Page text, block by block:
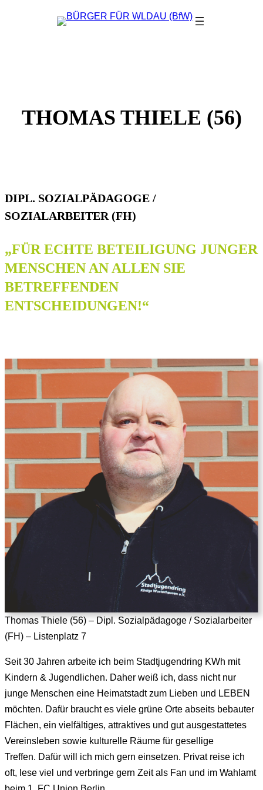
THOMAS THIELE (56)
DIPL. SOZIALPÄDAGOGE /
SOZIALARBEITER (FH)
„FÜR ECHTE BETEILIGUNG JUNGER
MENSCHEN AN ALLEN SIE
BETREFFENDEN
ENTSCHEIDUNGEN!“
Thomas Thiele (56) – Dipl. Sozialpädagoge / Sozialarbeiter
(FH) – Listenplatz 7
Seit 30 Jahren arbeite ich beim Stadtjugendring KWh mit
Kindern & Jugendlichen. Daher weiß ich, dass nicht nur
junge Menschen eine Heimatstadt zum Lieben und LEBEN
möchten. Dafür braucht es viele grüne Orte abseits bebauter
Flächen, ein vielfältiges, attraktives und gut ausgestattetes
Vereinsleben sowie kulturelle Räume für gesellige
Treffen. Dafür will ich mich gern einsetzen. Privat reise ich
oft, lese viel und verbringe gern Zeit als Fan und im Wahlamt